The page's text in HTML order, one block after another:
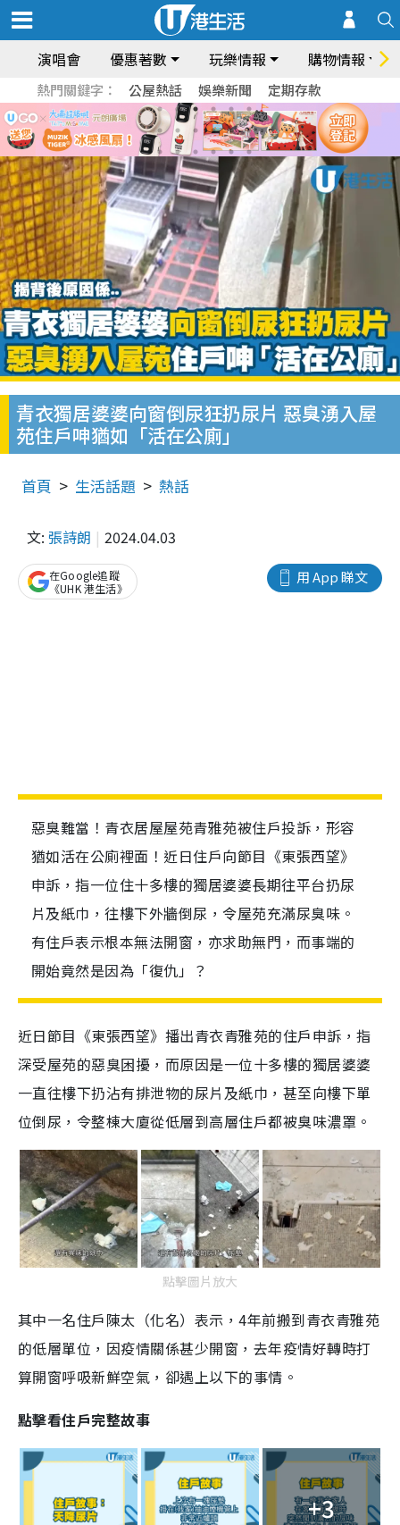
演唱會 優惠著數 玩樂情報 購物情報
熱門關鍵字： 公屋熱話 娛樂新聞 定期存款
青衣獨居婆婆向窗倒尿狂扔尿片 惡臭湧入屋
苑住戶呻猶如「活在公廁」
首頁 生活話題 熱話
文: 張詩朗 2024.04.03
用 App 睇文
在Google追蹤
《UHK 港生活》
惡臭難當！青衣居屋屋苑青雅苑被住戶投訴，形容
猶如活在公廁裡面！近日住戶向節目《東張西望》
申訴，指一位住十多樓的獨居婆婆長期往平台扔尿
片及紙巾，往樓下外牆倒尿，令屋苑充滿尿臭味。
有住戶表示根本無法開窗，亦求助無門，而事端的
開始竟然是因為「復仇」？
近日節目《東張西望》播出青衣青雅苑的住戶申訴，指
深受屋苑的惡臭困擾，而原因是一位十多樓的獨居婆婆
一直往樓下扔沾有排泄物的尿片及紙巾，甚至向樓下單
位倒尿，令整棟大廈從低層到高層住戶都被臭味濃罩。
點擊圖片放大
其中一名住戶陳太（化名）表示，4年前搬到青衣青雅苑
的低層單位，因疫情關係甚少開窗，去年疫情好轉時打
算開窗呼吸新鮮空氣，卻遇上以下的事情。
點擊看住戶完整故事
+3